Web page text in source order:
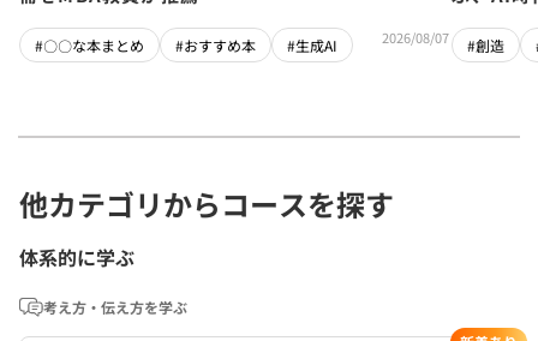
#〇〇な本まとめ #おすすめ本 #生成AI 2026/08/07 #創造
他カテゴリからコースを探す
体系的に学ぶ
考え方・伝え方を学ぶ